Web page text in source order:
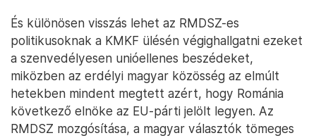
És különösen visszás lehet az RMDSZ-es
politikusoknak a KMKF ülésén végighallgatni ezeket
a szenvedélyesen unióellenes beszédeket,
miközben az erdélyi magyar közösség az elmúlt
hetekben mindent megtett azért, hogy Románia
következő elnöke az EU-párti jelölt legyen. Az
RMDSZ mozgósítása, a magyar választók tömeges